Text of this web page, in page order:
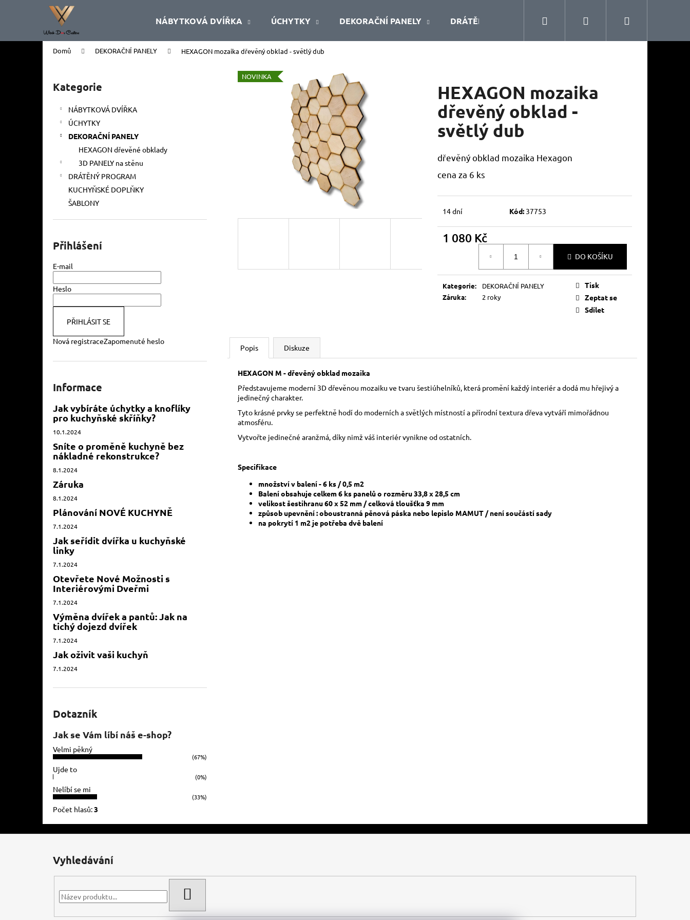
NÁBYTKOVÁ DVÍŘKA ÚCHYTKY DEKORAČNÍ PANELY DRÁTĚNÝ PROGRAM KUCHYŇSKÉ DOPLŇKY
Přihlášení
Domů DEKORAČNÍ PANELY HEXAGON mozaika dřevěný obklad - světlý dub
Přeskočit
kategorie
Kategorie
NÁBYTKOVÁ DVÍŘKA
ÚCHYTKY
DEKORAČNÍ PANELY
HEXAGON dřevěné obklady
3D PANELY na stěnu
DRÁTĚNÝ PROGRAM
KUCHYŇSKÉ DOPLŇKY
ŠABLONY
Přihlášení
E-mail
Heslo
PŘIHLÁSIT SE
Nová registraceZapomenuté heslo
Informace
Jak vybíráte úchytky a knoflíky
pro kuchyňské skříňky?
10.1.2024
Sníte o proměně kuchyně bez
nákladné rekonstrukce?
8.1.2024
Záruka
8.1.2024
Plánování NOVÉ KUCHYNĚ
7.1.2024
Jak seřídit dvířka u kuchyňské
linky
7.1.2024
Otevřete Nové Možnosti s
Interiérovými Dveřmi
7.1.2024
Výměna dvířek a pantů: Jak na
tichý dojezd dvířek
7.1.2024
Jak oživit vaši kuchyň
7.1.2024
Dotazník
Jak se Vám líbí náš e-shop?
Velmi pěkný
(67%)
Ujde to
(0%)
Nelíbí se mi
(33%)
Počet hlasů:3
HEXAGON mozaika
dřevěný obklad -
světlý dub
dřevěný obklad mozaika Hexagon
cena za 6 ks
14 dní Kód: 37753
1 080 Kč
DO KOŠÍKU
Kategorie:
DEKORAČNÍ PANELY
Záruka: 2 roky
Tisk
Zeptat se
Sdílet
NOVINKA
Popis Diskuze
HEXAGON M - dřevěný obklad mozaika
Představujeme moderní 3D dřevěnou mozaiku ve tvaru šestiúhelníků, která promění každý interiér a dodá mu hřejivý a
jedinečný charakter.
Tyto krásné prvky se perfektně hodí do moderních a světlých místností a přírodní textura dřeva vytváří mimořádnou
atmosféru.
Vytvořte jedinečné aranžmá, díky nimž váš interiér vynikne od ostatních.
Specifikace
množství v balení - 6 ks / 0,5 m2
Balení obsahuje celkem 6 ks panelů o rozměru 33,8 x 28,5 cm
velikost šestihranu 60 x 52 mm / celková tloušťka 9 mm
způsob upevnění : oboustranná pěnová páska nebo lepislo MAMUT / není součástí sady
na pokrytí 1 m2 je potřeba dvě balení
í
do
do
Co potřebujete najít?
HLEDAT
Doporučujeme
Vyhledávání